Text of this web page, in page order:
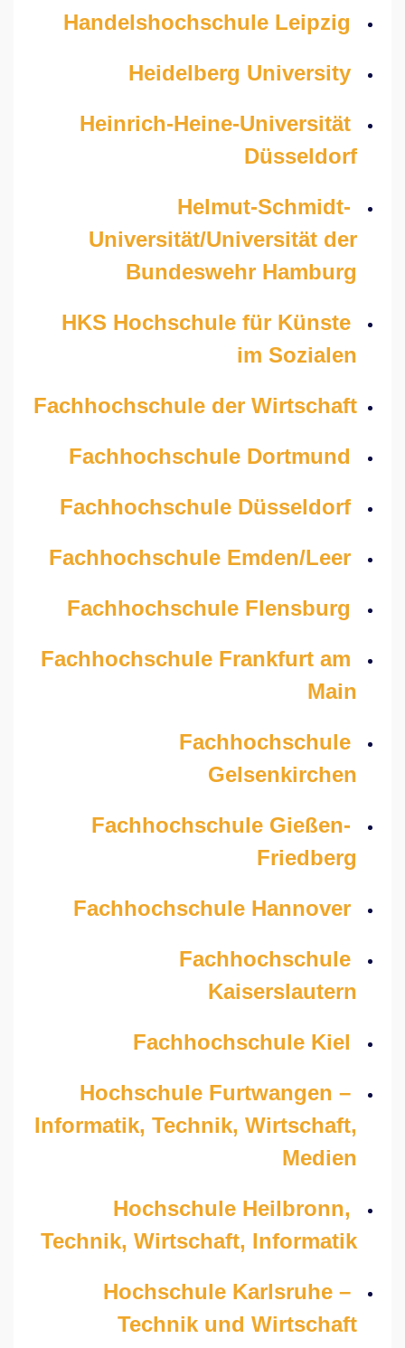
Heinrich-Heine-Universität
Düsseldorf
Helmut-Schmidt-
Universität/Universität der
Bundeswehr Hamburg
HKS Hochschule für Künste
im Sozialen
Fachhochschule der Wirtschaft
Fachhochschule Frankfurt am
Main
Fachhochschule
Gelsenkirchen
Fachhochschule Gießen-
Friedberg
Fachhochschule
Kaiserslautern
Hochschule Furtwangen –
Informatik, Technik, Wirtschaft,
Medien
Hochschule Heilbronn,
Technik, Wirtschaft, Informatik
Hochschule Karlsruhe –
Technik und Wirtschaft